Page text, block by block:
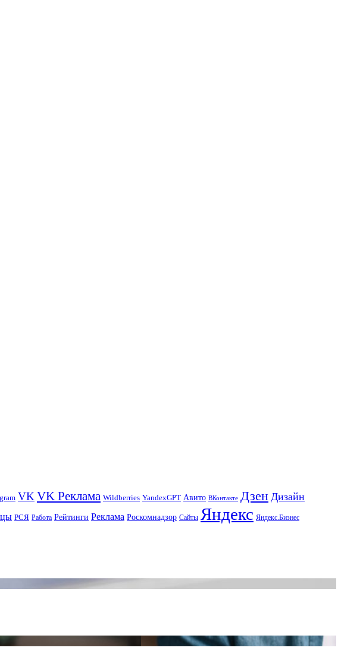
VKVK Реклама Wildberries YandexGPT Авито ВКонтакте Дзен Дизайн
РСЯ Работа Рейтинги Реклама Роскомнадзор Сайты Яндекс Яндекс.Бизнес